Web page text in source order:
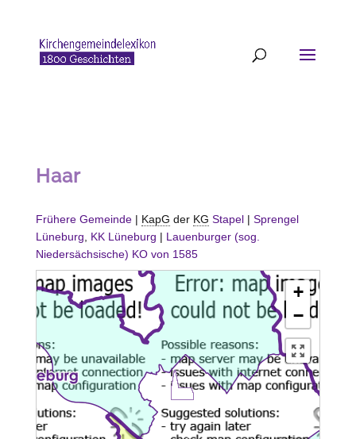
Haar
Frühere Gemeinde| KapG der KG Stapel| Sprengel
Lüneburg
KK Lüneburg | Lauenburger (sog.
Niedersächsische) KO von 1585
+
−